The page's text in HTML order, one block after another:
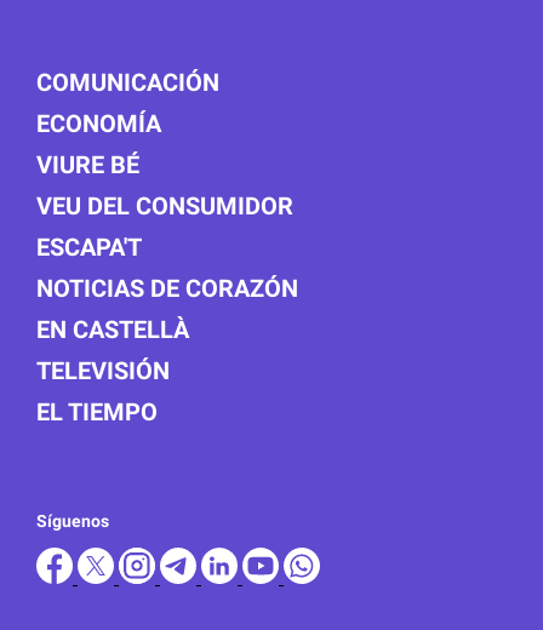
COMUNICACIÓN
ECONOMÍA
VIURE BÉ
VEU DEL CONSUMIDOR
ESCAPA'T
NOTICIAS DE CORAZÓN
EN CASTELLÀ
TELEVISIÓN
EL TIEMPO
Síguenos